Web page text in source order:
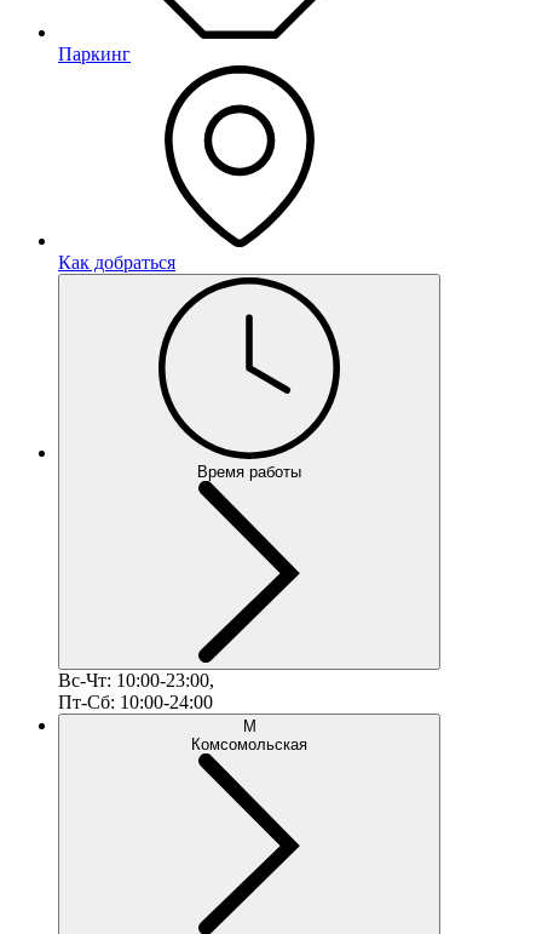
Паркинг
Как добраться
Время работы
Вс-Чт: 10:00-23:00,
Пт-Сб: 10:00-24:00
М
Комсомольская